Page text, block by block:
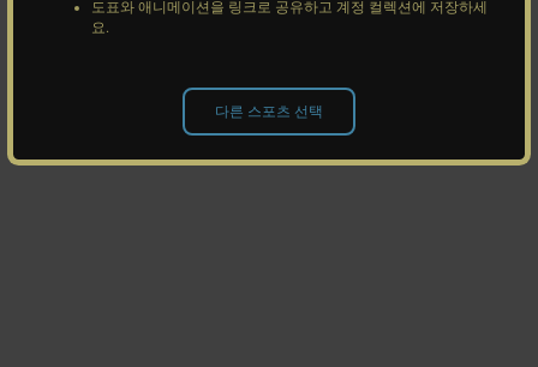
도표와 애니메이션을 링크로 공유하고 계정 컬렉션에 저장하세
요.
다른 스포츠 선택